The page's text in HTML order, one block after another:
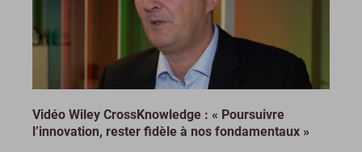
Vidéo Wiley CrossKnowledge : « Poursuivre
l’innovation, rester fidèle à nos fondamentaux »